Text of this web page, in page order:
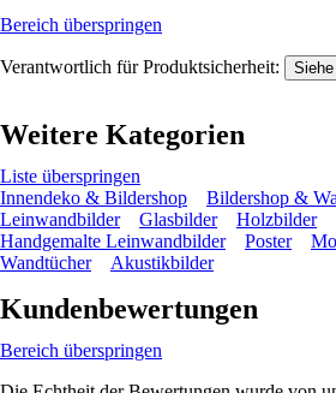
Bereich überspringen
Verantwortlich für Produktsicherheit:
Weitere Kategorien
Liste überspringen
Innendeko & Bildershop
Bildershop &
Leinwandbilder
Glasbilder Holzbilder
Handgemalte Leinwandbilder
Poster
Wandtücher
Akustikbilder
Kundenbewertungen
Bereich überspringen